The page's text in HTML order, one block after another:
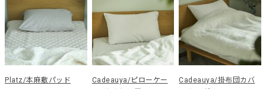
Platz/本麻敷パッド
Cadeauya/ピローケー
Cadeauya/掛布団カバ